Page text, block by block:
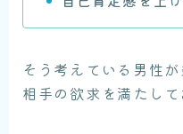
そう考えている男性
相手の欲求を満たして